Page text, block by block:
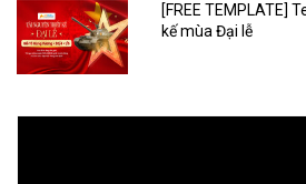
[FREE TEMPLATE]
kế mùa Đại lễ